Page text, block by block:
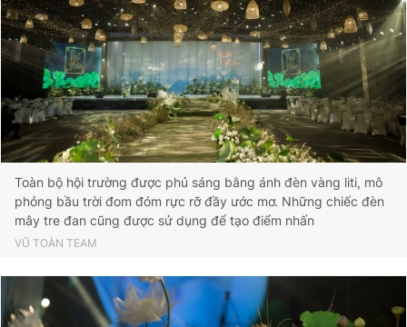
Toàn bộ hội trường được phủ sáng bằng ánh đèn vàng liti, mô
phỏng bầu trời đom đóm rực rỡ đầy ước mơ. Những chiếc đèn
mây tre đan cũng được sử dụng để tạo điểm nhấn
VŨ TOÀN TEAM